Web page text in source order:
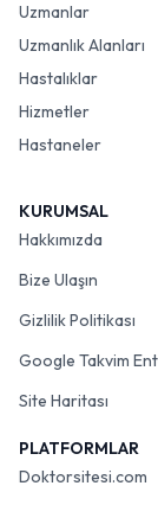
Uzmanlar
Uzmanlık Alanları
Hastalıklar
Hizmetler
Hastaneler
KURUMSAL
Hakkımızda
Bize Ulaşın
Gizlilik Politikası
Google Takvim
Site Haritası
PLATFORMLAR
Doktorsitesi.com